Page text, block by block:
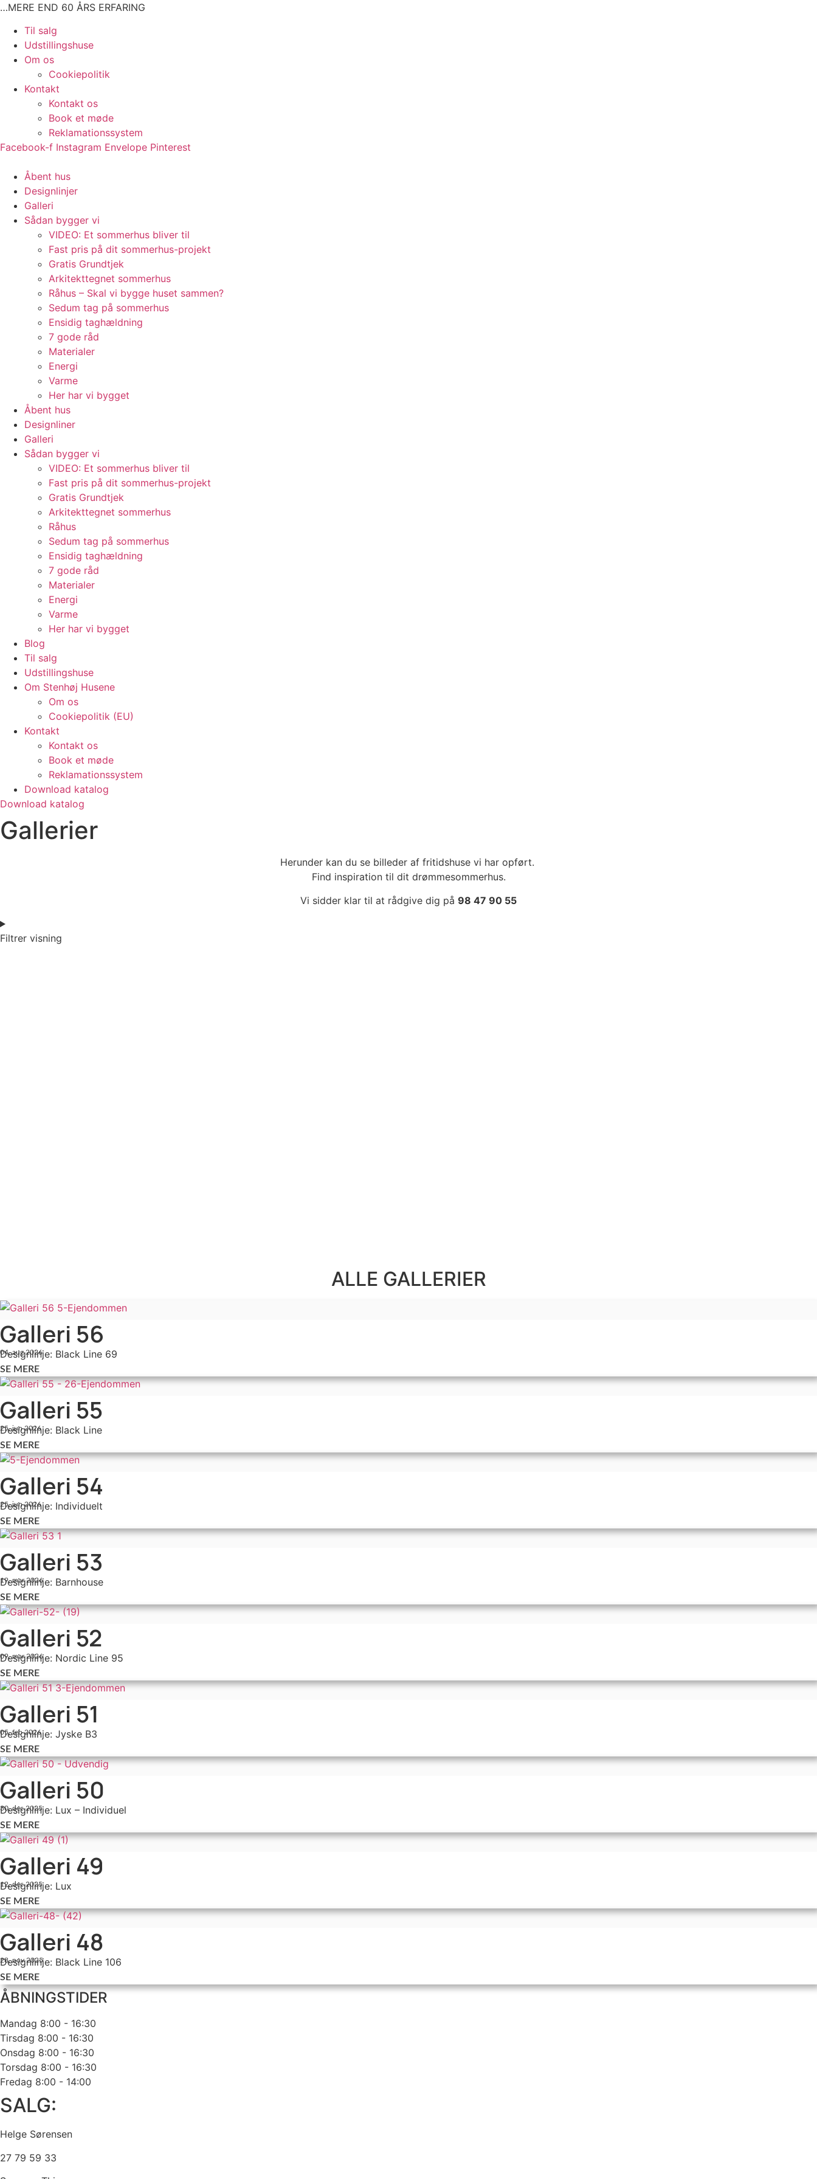
Videre
indhold
…MERE END 60 ÅRS ERFARING
Main
Menu
Til salg
Udstillingshuse
Om os
Cookiepolitik
Kontakt
Kontakt os
Book et møde
Reklamationssystem
Facebook-f Instagram Envelope Pinterest
Main
Menu
Åbent hus
Designlinjer
Galleri
Sådan bygger vi
VIDEO: Et sommerhus bliver til
Fast pris på dit sommerhus-projekt
Gratis Grundtjek
Arkitekttegnet sommerhus
Råhus – Skal vi bygge huset sammen?
Sedum tag på sommerhus
Ensidig taghældning
7 gode råd
Materialer
Energi
Varme
Her har vi bygget
Åbent hus
Designliner
Galleri
Sådan bygger vi
VIDEO: Et sommerhus bliver til
Fast pris på dit sommerhus-projekt
Gratis Grundtjek
Arkitekttegnet sommerhus
Råhus
Sedum tag på sommerhus
Ensidig taghældning
7 gode råd
Materialer
Energi
Varme
Her har vi bygget
Blog
Til salg
Udstillingshuse
Om Stenhøj Husene
Om os
Cookiepolitik (EU)
Kontakt
Kontakt os
Book et møde
Reklamationssystem
Download katalog
Download katalog
Gallerier
Herunder kan du se billeder af fritidshuse vi har opført.
Find inspiration til dit drømmesommerhus.
Vi sidder klar til at rådgive dig på 98 47 90 55
Filtrer visning
ALLE GALLERIER
Galleri 56
04. aug 2026
Designlinje: Black Line 69
SE MERE
Galleri 55
25. jun 2026
Designlinje: Black Line
SE MERE
Galleri 54
25. jun 2026
Designlinje: Individuelt
SE MERE
Galleri 53
19. mar 2026
Designlinje: Barnhouse
SE MERE
Galleri 52
09. mar 2026
Designlinje: Nordic Line 95
SE MERE
Galleri 51
05. feb 2026
Designlinje: Jyske B3
SE MERE
Galleri 50
30. dec 2025
Designlinje: Lux – Individuel
SE MERE
Galleri 49
12. dec 2025
Designlinje: Lux
SE MERE
Galleri 48
28. nov 2025
Designlinje: Black Line 106
SE MERE
ÅBNINGSTIDER
Mandag 8:00 - 16:30
Tirsdag 8:00 - 16:30
Onsdag 8:00 - 16:30
Torsdag 8:00 - 16:30
Fredag 8:00 - 14:00
SALG:
Helge Sørensen
27 79 59 33